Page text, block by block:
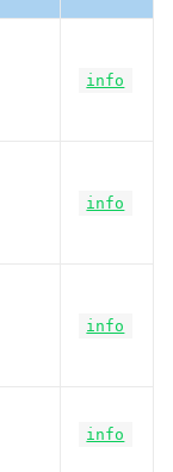
info
info
info
info